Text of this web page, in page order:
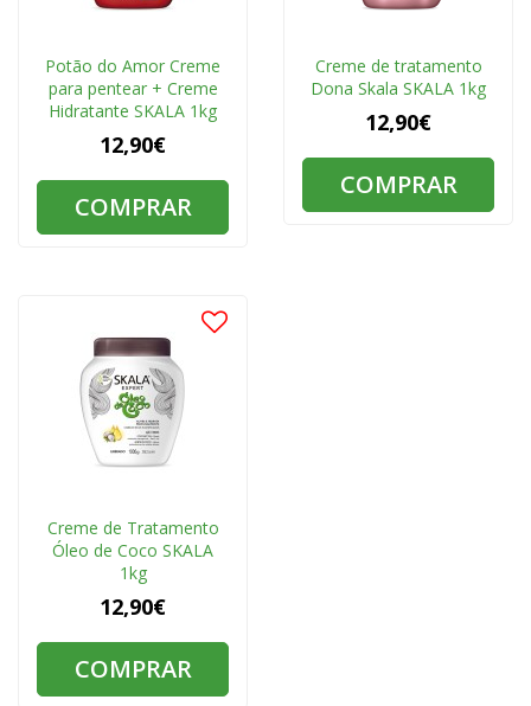
Potão do Amor Creme
para pentear + Creme
Hidratante SKALA 1kg
12,90€
COMPRAR
Creme de tratamento
Dona Skala SKALA 1kg
12,90€
COMPRAR
Creme de Tratamento
Óleo de Coco SKALA
1kg
12,90€
COMPRAR